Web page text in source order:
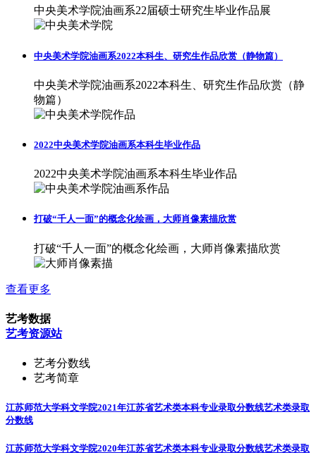
中央美术学院油画系22届硕士研究生毕业作品展
中央美术学院油画系2022本科生、研究生作品欣赏（静物篇）
中央美术学院油画系2022本科生、研究生作品欣赏（静
物篇）
2022中央美术学院油画系本科生毕业作品
2022中央美术学院油画系本科生毕业作品
打破“千人一面”的概念化绘画，大师肖像素描欣赏
打破“千人一面”的概念化绘画，大师肖像素描欣赏
查看更多
艺考数据
艺考资源站
艺考分数线
艺考简章
江苏师范大学科文学院2021年江苏省艺术类本科专业录取分数线艺术类录取
分数线
江苏师范大学科文学院2020年江苏省艺术类本科专业录取分数线艺术类录取